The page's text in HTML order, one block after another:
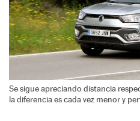
Se sigue apreciando distancia
la diferencia es cada vez menor y